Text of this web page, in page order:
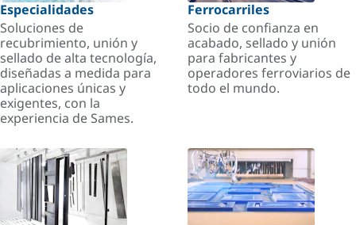
Especialidades
Soluciones de
recubrimiento, unión y
sellado de alta tecnología,
diseñadas a medida para
aplicaciones únicas y
exigentes, con la
experiencia de Sames.
Ferrocarriles
Socio de confianza en
acabado, sellado y unión
para fabricantes y
operadores ferroviarios de
todo el mundo.